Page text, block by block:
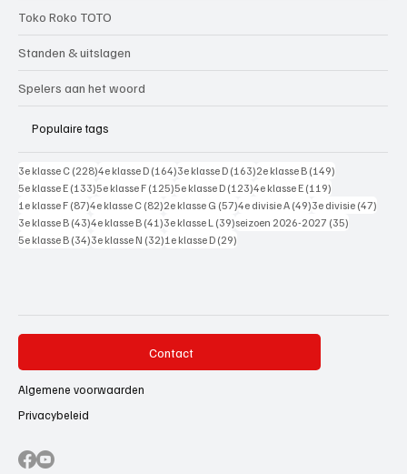
Toko Roko TOTO
Standen & uitslagen
Spelers aan het woord
Populaire tags
3e klasse C (228)228 posts
4e klasse D (164)164 posts
3e klasse D (163)163 posts
2e klasse B (149)
5e klasse E (133)133 posts
5e klasse F (125)125 posts
5e klasse D (123)123 posts
4e klasse E (119)
1e klasse F (87)87 posts
4e klasse C (82)82 posts
2e klasse G (57)57 posts
4e divisie A (49)49 posts
3e divisie (47)
3e klasse B (43)43 posts
4e klasse B (41)41 posts
3e klasse L (39)39 posts
seizoen 2026-2027 (35)
5e klasse B (34)34 posts
3e klasse N (32)32 posts
1e klasse D (29)
Contact
Algemene voorwaarden
Privacybeleid